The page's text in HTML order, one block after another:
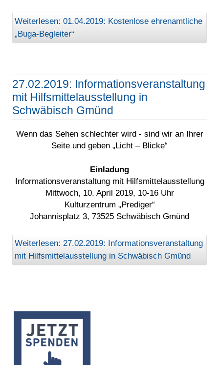
Weiterlesen: 01.04.2019: Kostenlose ehrenamtliche
„Buga-Begleiter“
27.02.2019: Informationsveranstaltung
mit Hilfsmittelausstellung in
Schwäbisch Gmünd
Wenn das Sehen schlechter wird - sind wir an Ihrer
Seite und geben „Licht – Blicke“
Einladung
Informationsveranstaltung mit Hilfsmittelausstellung
Mittwoch, 10. April 2019, 10-16 Uhr
Kulturzentrum „Prediger“
Johannisplatz 3, 73525 Schwäbisch Gmünd
Weiterlesen: 27.02.2019: Informationsveranstaltung
mit Hilfsmittelausstellung in Schwäbisch Gmünd